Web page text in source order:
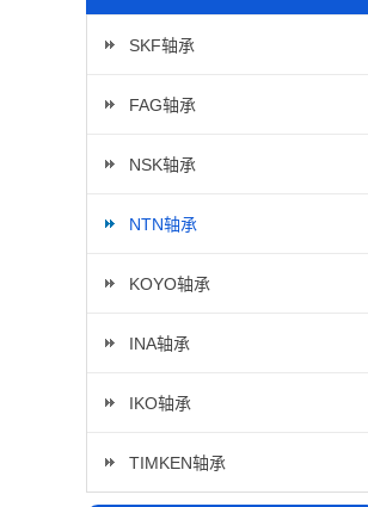
SKF轴承
FAG轴承
NSK轴承
NTN轴承
KOYO轴承
INA轴承
IKO轴承
TIMKEN轴承